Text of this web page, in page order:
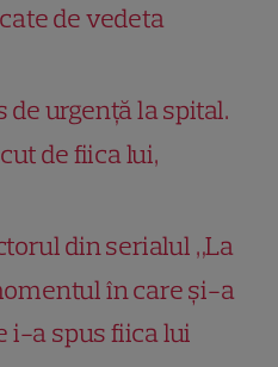
de vedeta
de urgență la spital.
de fiica lui,
din serialul „La
în care și-a
i-a spus fiica lui